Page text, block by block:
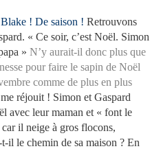
! De saison ! Retrouvons
« Ce soir, c’est Noël. Simon
» N’y aurait-il donc plus que
pour faire le sapin de Noël
comme de plus en plus
réjouit ! Simon et Gaspard
avec leur maman et « font le
il neige à gros flocons,
il le chemin de sa maison ? En